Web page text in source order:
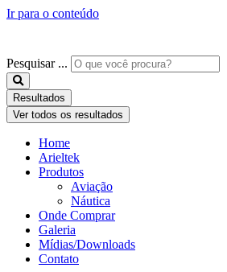
Ir para o conteúdo
Pesquisar ...
Resultados
Ver todos os resultados
Home
Arieltek
Produtos
Aviação
Náutica
Onde Comprar
Galeria
Mídias/Downloads
Contato